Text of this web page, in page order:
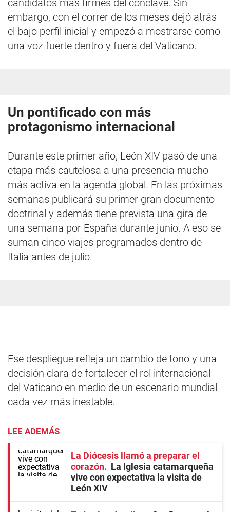
candidatos más firmes del cónclave. Sin
embargo, con el correr de los meses dejó atrás
el bajo perfil inicial y empezó a mostrarse como
una voz fuerte dentro y fuera del Vaticano.
Un pontificado con más
protagonismo internacional
Durante este primer año, León XIV pasó de una
etapa más cautelosa a una presencia mucho
más activa en la agenda global. En las próximas
semanas publicará su primer gran documento
doctrinal y además tiene prevista una gira de
una semana por España durante junio. A eso se
suman cinco viajes programados dentro de
Italia antes de julio.
Ese despliegue refleja un cambio de tono y una
decisión clara de fortalecer el rol internacional
del Vaticano en medio de un escenario mundial
cada vez más inestable.
LEE ADEMÁS
La Diócesis llamó a preparar el
corazón
La Iglesia catamarqueña
vive con expectativa la visita de
León XIV